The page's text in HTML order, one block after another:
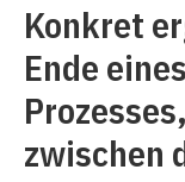
Konkret
Ende
zwischen